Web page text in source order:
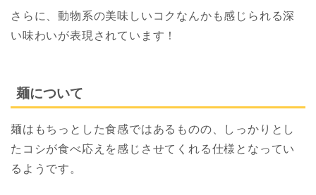
さらに、動物系の美味しいコクなんかも感じられる深
い味わいが表現されています！
麺について
麺はもちっとした食感ではあるものの、しっかりとし
たコシが食べ応えを感じさせてくれる仕様となってい
るようです。